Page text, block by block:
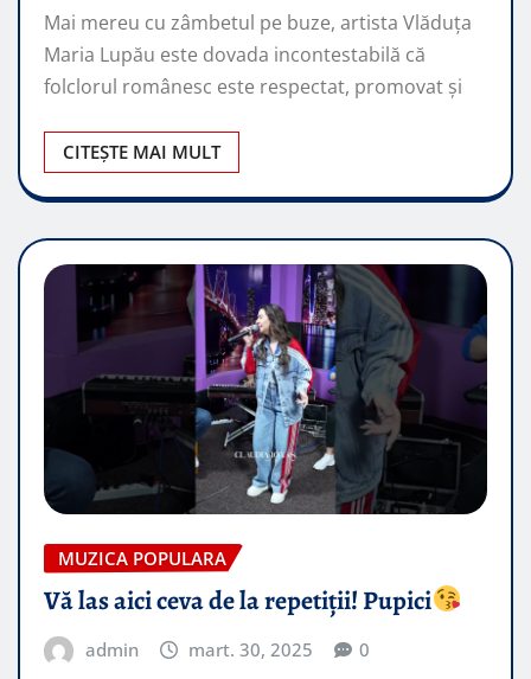
Mai mereu cu zâmbetul pe buze, artista Vlăduța
Maria Lupău este dovada incontestabilă că
folclorul românesc este respectat, promovat şi
CITEȘTE MAI MULT
MUZICA POPULARA
Vă las aici ceva de la repetiții! Pupici
admin mart. 30, 2025 0